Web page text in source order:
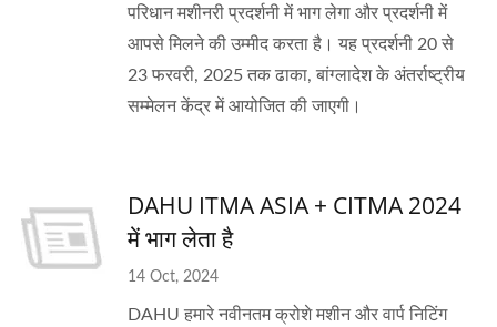
परिधान मशीनरी प्रदर्शनी में भाग लेगा और प्रदर्शनी में
आपसे मिलने की उम्मीद करता है। यह प्रदर्शनी 20 से
23 फरवरी, 2025 तक ढाका, बांग्लादेश के अंतर्राष्ट्रीय
सम्मेलन केंद्र में आयोजित की जाएगी।
DAHU ITMA ASIA + CITMA 2024
में भाग लेता है
14 Oct, 2024
DAHU हमारे नवीनतम क्रोशे मशीन और वार्प निटिंग